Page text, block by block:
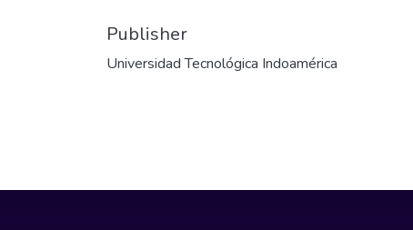
Publisher
Universidad Tecnológica Indoamérica